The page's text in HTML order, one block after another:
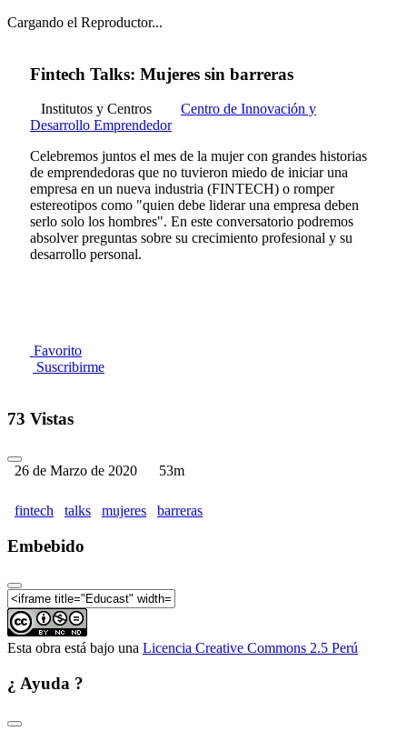
Cargando el Reproductor...
Fintech Talks: Mujeres sin barreras
Institutos y Centros
Centro de Innovación y
Desarrollo Emprendedor
Celebremos juntos el mes de la mujer con grandes historias
de emprendedoras que no tuvieron miedo de iniciar una
empresa en un nueva industria (FINTECH) o romper
estereotipos como "quien debe liderar una empresa deben
serlo solo los hombres". En este conversatorio podremos
absolver preguntas sobre su crecimiento profesional y su
desarrollo personal.
Favorito
Suscribirme
73 Vistas
26 de Marzo de 2020 53m
fintech talks mujeres barreras
Embebido
Esta obra está bajo una Licencia Creative Commons 2.5 Perú
¿ Ayuda ?